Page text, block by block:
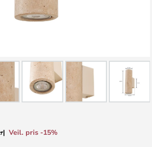
Veil. pris -15%